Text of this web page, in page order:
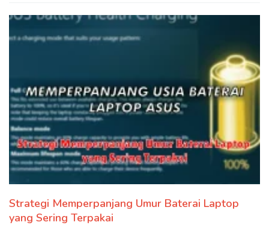
Strategi Memperpanjang Umur Baterai Laptop
yang Sering Terpakai